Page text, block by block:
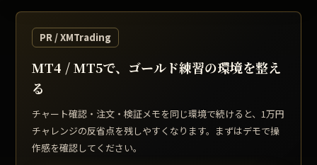
PR / XMTrading
MT4 / MT5で、ゴールド練習の環境を整え
る
チャート確認・注文・検証メモを同じ環境で続けると、1万円
チャレンジの反省点を残しやすくなります。まずはデモで操
作感を確認してください。